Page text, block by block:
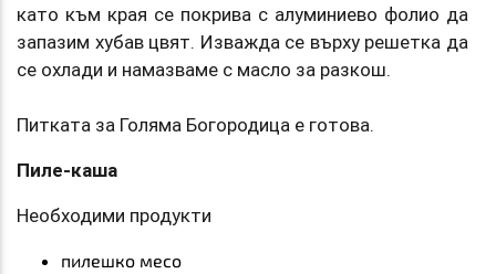
като към края се покрива с алуминиево фолио да
запазим хубав цвят. Изважда се върху решетка да
се охлади и намазваме с масло за разкош.
Питката за Голяма Богородица е готова.
Пиле-каша
Необходими продукти
пилешко месо